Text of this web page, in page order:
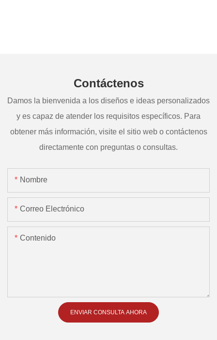
Contáctenos
Damos la bienvenida a los diseños e ideas personalizados
y es capaz de atender los requisitos específicos. Para
obtener más información, visite el sitio web o contáctenos
directamente con preguntas o consultas.
Nombre
Correo Electrónico
Contenido
ENVIAR CONSULTA AHORA